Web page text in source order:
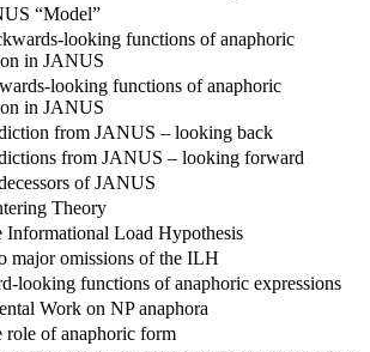
“Model”
looking functions of anaphoric
in JANUS
looking functions of anaphoric
in JANUS
from JANUS – looking back
from JANUS – looking forward
of JANUS
Theory
Informational Load Hypothesis
major omissions of the ILH
looking functions of anaphoric expressions
Work on NP anaphora
role of anaphoric form